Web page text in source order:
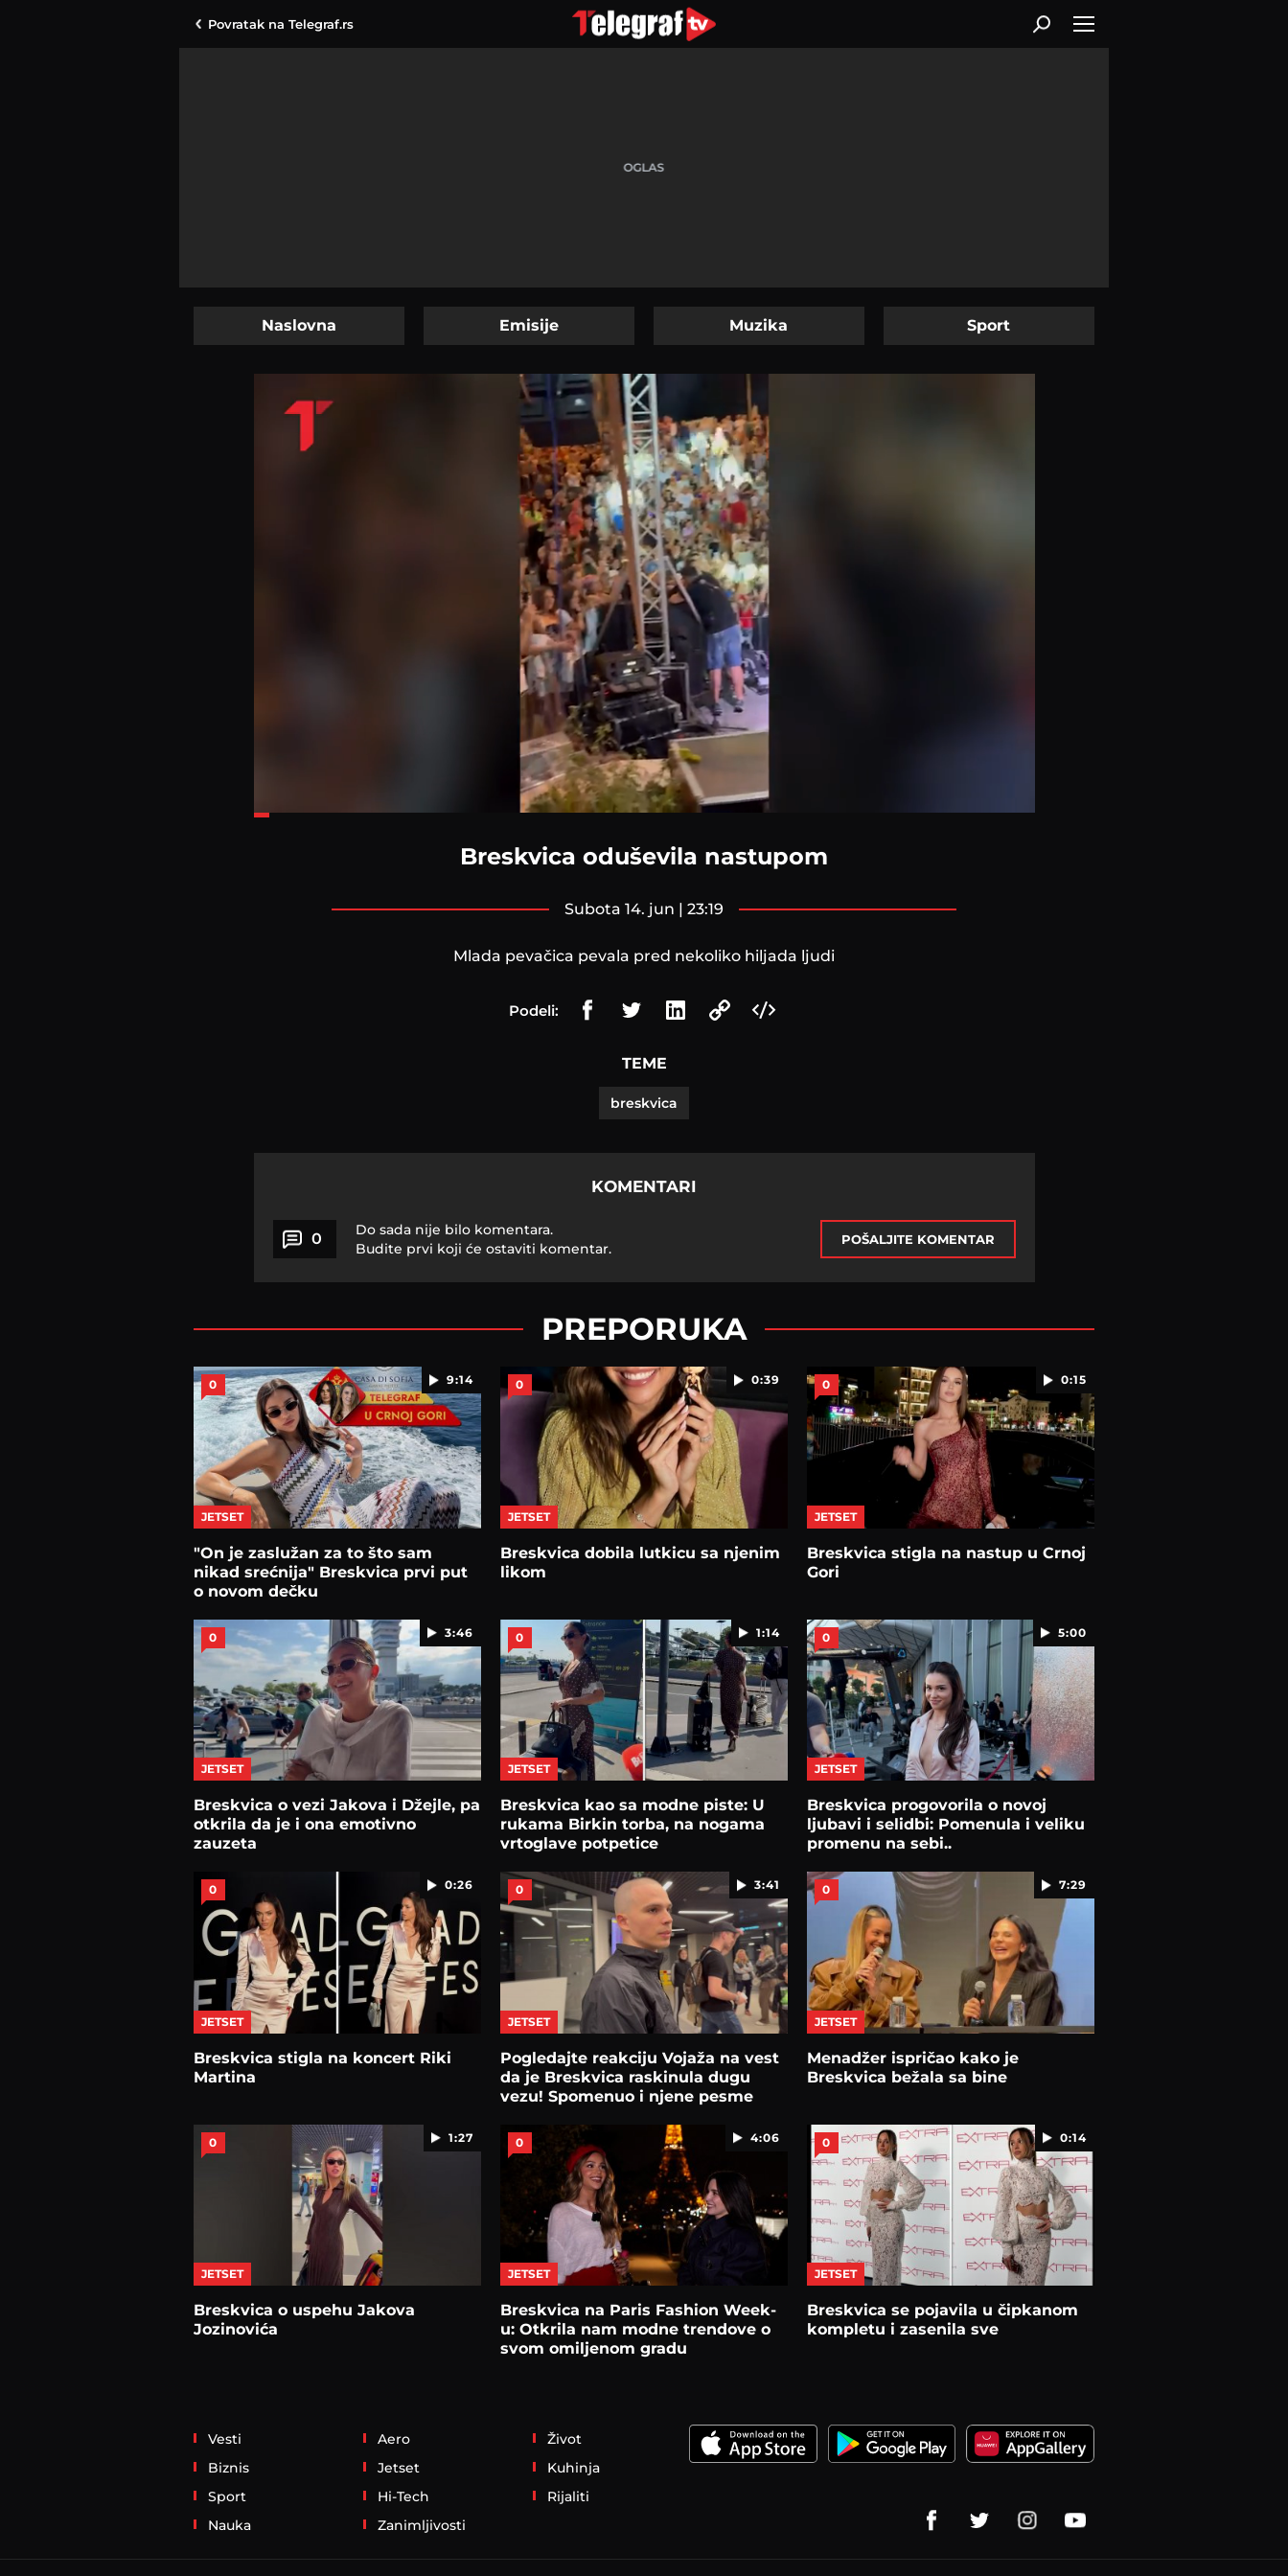
Povratak na Telegraf.rs
Naslovna Emisije Muzika Sport
Breskvica oduševila nastupom
subota 14. jun | 23:19
Mlada pevačica pevala pred nekoliko hiljada ljudi
Podeli:
TEME
breskvica
KOMENTARI
0
Do sada nije bilo komentara.
Budite prvi koji će ostaviti komentar.
POŠALJITE KOMENTAR
PREPORUKA
9:14
0
JETSET
"On je zaslužan za to što sam
nikad srećnija" Breskvica prvi put
o novom dečku
0:39
0
JETSET
Breskvica dobila lutkicu sa njenim
likom
0:15
0
JETSET
Breskvica stigla na nastup u Crnoj
Gori
3:46
0
JETSET
Breskvica o vezi Jakova i Džejle, pa
otkrila da je i ona emotivno
zauzeta
1:14
0
JETSET
Breskvica kao sa modne piste: U
rukama Birkin torba, na nogama
vrtoglave potpetice
5:00
0
JETSET
Breskvica progovorila o novoj
ljubavi i selidbi: Pomenula i veliku
promenu na sebi..
0:26
0
JETSET
Breskvica stigla na koncert Riki
Martina
3:41
0
JETSET
Pogledajte reakciju Vojaža na vest
da je Breskvica raskinula dugu
vezu! Spomenuo i njene pesme
7:29
0
JETSET
Menadžer ispričao kako je
Breskvica bežala sa bine
1:27
0
JETSET
Breskvica o uspehu Jakova
Jozinovića
4:06
0
JETSET
Breskvica na Paris Fashion Week-
u: Otkrila nam modne trendove o
svom omiljenom gradu
0:14
0
JETSET
Breskvica se pojavila u čipkanom
kompletu i zasenila sve
Vesti
Biznis
Sport
Nauka
Aero
Jetset
Hi-Tech
Zanimljivosti
Život
Kuhinja
Rijaliti